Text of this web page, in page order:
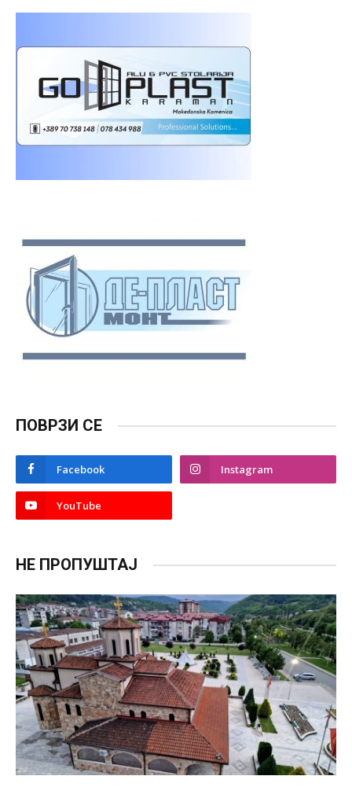
ПОВРЗИ СЕ
Facebook Instagram
YouTube
НЕ ПРОПУШТАЈ